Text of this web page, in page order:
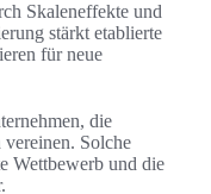
Skaleneffekte und
stärkt etablierte
für neue
die
Solche
Wettbewerb und die